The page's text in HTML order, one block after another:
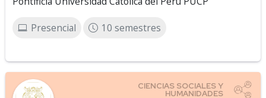
Presencial 10 semestres